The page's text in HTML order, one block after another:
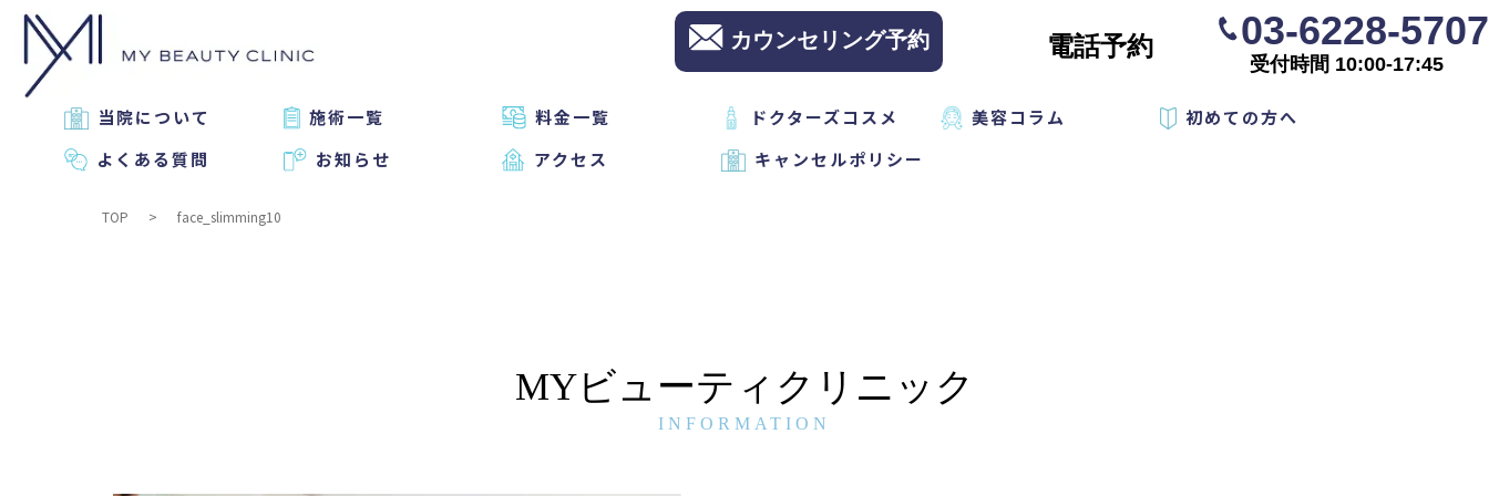
カウンセリング予約 電話予約 03-6228-5707
受付時間 10:00-17:45
当院について 施術一覧 料金一覧 ドクターズコスメ 美容コラム
初めての方へ
よくある質問
お知らせ アクセス キャンセルポリシー
TOP face_slimming10
MYビューティクリニック
INFORMATION